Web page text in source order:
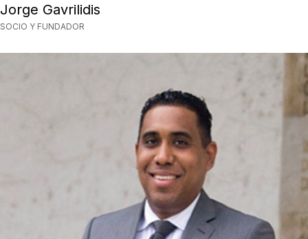
Jorge Gavrilidis
SOCIO Y FUNDADOR